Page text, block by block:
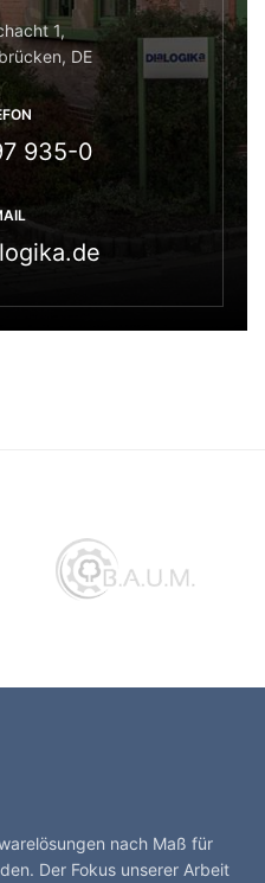
1,
DE
935-0
Arbeitskreis für
nach Maß für
Der Fokus unserer Arbeit